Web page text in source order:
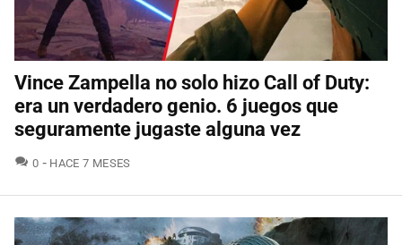
Vince Zampella no solo hizo Call of Duty:
era un verdadero genio. 6 juegos que
seguramente jugaste alguna vez
0 COMENTARIOS
HACE 7 MESES